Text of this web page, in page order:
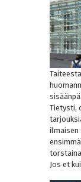
Tietysti,
ilmaisen
Jos et